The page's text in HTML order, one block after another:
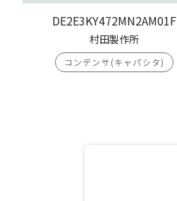
DE2E3KY472MN2AM01F
村田製作所
コンデンサ(キャパシタ)